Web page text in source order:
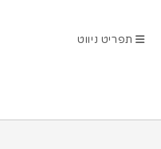
תפריט ניווט